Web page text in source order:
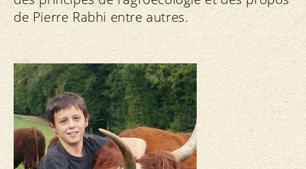
de Pierre Rabhi entre autres.